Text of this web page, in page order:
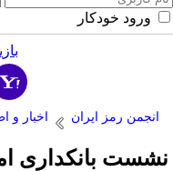
ورود خودکار
انجمن رمز ایران اخبار و
بانکداری